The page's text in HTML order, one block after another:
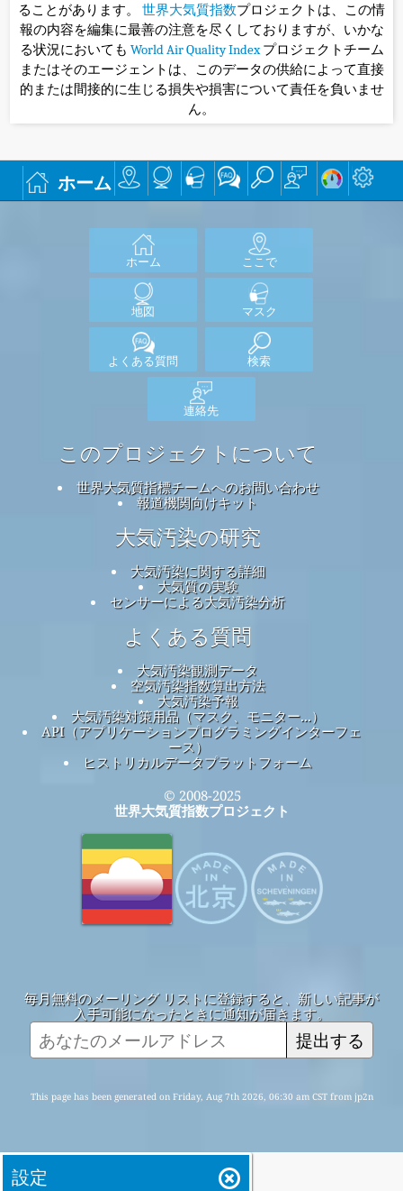
ることがあります。 世界大気質指数プロジェクトは、この情
報の内容を編集に最善の注意を尽くしておりますが、いかな
る状況においても World Air Quality Indexプロジェクトチーム
またはそのエージェントは、このデータの供給によって直接
的または間接的に生じる損失や損害について責任を負いませ
ん。
ホーム
ホーム ここで
地図 マスク
よくある質問 検索
連絡先
このプロジェクトについて
世界大気質指標チームへのお問い合わせ
報道機関向けキット
大気汚染の研究
大気汚染に関する詳細
大気質の実験
センサーによる大気汚染分析
よくある質問
大気汚染観測データ
空気汚染指数算出方法
大気汚染予報
大気汚染対策用品（マスク、モニター...）
API（アプリケーションプログラミングインターフェ
ース）
ヒストリカルデータプラットフォーム
© 2008-2025
世界大気質指数プロジェクト
毎月無料のメーリング リストに登録すると、新しい記事が
入手可能になったときに通知が届きます。
提出する
This page has been generated on Friday, Aug 7th 2026, 06:30 am CST from jp2n
設定